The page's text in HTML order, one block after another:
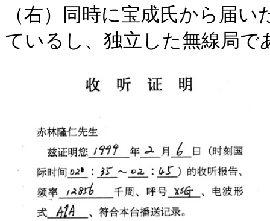
（右）同時に宝成氏から届
ているし、独立した無線局で